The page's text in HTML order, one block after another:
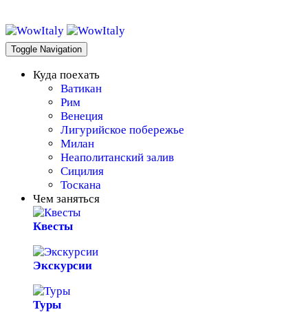
Toggle Navigation
Куда поехать
Ватикан
Рим
Венеция
Лигурийское побережье
Милан
Неаполитанский залив
Сицилия
Тоскана
Чем заняться
Квесты
Экскурсии
Туры